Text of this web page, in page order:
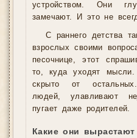
устройством. Они
замечают. И это не
С раннего детства
взрослых своими
песочнице, этот
то, куда уходят
скрыто от
людей, улавливают
пугает даже родителей.
Какие они вырастают